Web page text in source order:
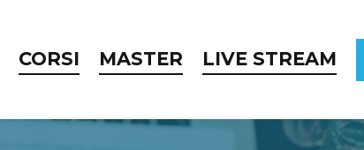
CORSI MASTER LIVE STREAM